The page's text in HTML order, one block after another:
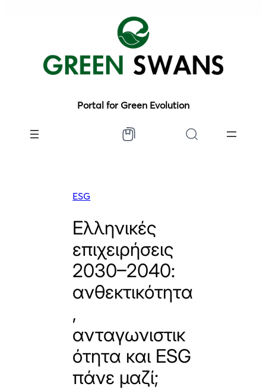
Portal for Green Evolution
ESG
Ελληνικές
επιχειρήσεις
2030–2040:
ανθεκτικότητα
,
ανταγωνιστικ
ότητα και ESG
πάνε μαζί;